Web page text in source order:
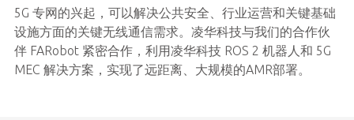
5G 专网的兴起，可以解决公共安全、行业运营和关键基础
设施方面的关键无线通信需求。凌华科技与我们的合作伙
伴 FARobot 紧密合作，利用凌华科技 ROS 2 机器人和 5G
MEC 解决方案，实现了远距离、大规模的AMR部署。